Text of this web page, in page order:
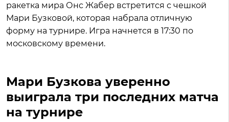
ракетка мира Онс Жабер встретится с чешкой
Мари Бузковой, которая набрала отличную
форму на турнире. Игра начнется в 17:30 по
московскому времени.
Мари Бузкова уверенно
выиграла три последних матча
на турнире